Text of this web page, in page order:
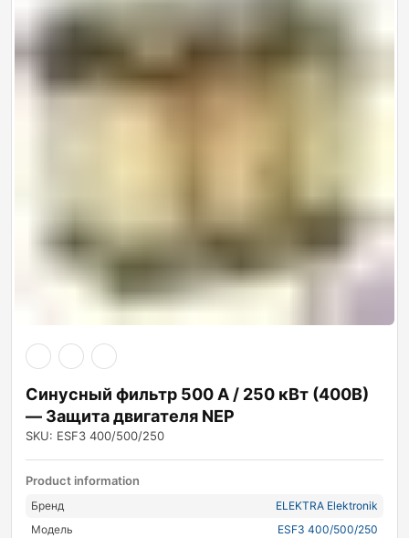
Синусный фильтр 500 А / 250 кВт (400В)
— Защита двигателя NEP
SKU: ESF3 400/500/250
Product information
Бренд
ELEKTRA Elektronik
Модель
ESF3 400/500/250